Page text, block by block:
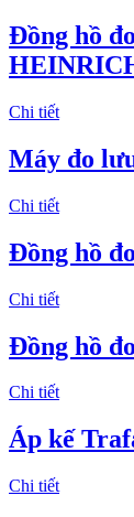
Đồng hồ
Chi tiết
Máy đo
Chi tiết
Đồng hồ
Chi tiết
Đồng hồ
Chi tiết
Áp kế
Chi tiết